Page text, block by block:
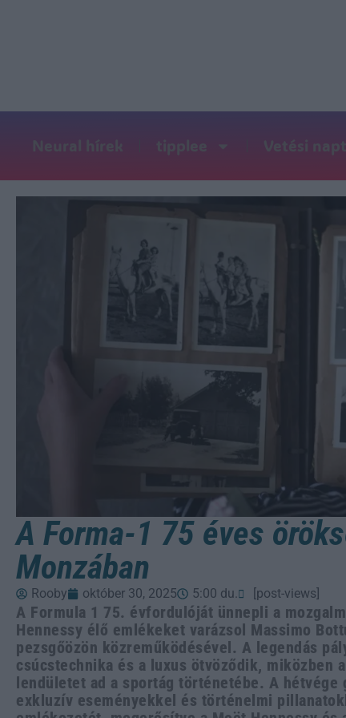
Neural hírek tipplee Vetési
A Forma-1 75 éves
Monzában
Rooby október 30, 2025 5:00 du. [post-views]
A Formula 1 75. évfordulóját ünnepli a
Hennessy élő emlékeket varázsol Massimo
pezsgőözön közreműködésével. A legendás
csúcstechnika és a luxus ötvöződik, miközben
lendületet ad a sportág történetébe. A hétvége
exkluzív eseményekkel és történelmi